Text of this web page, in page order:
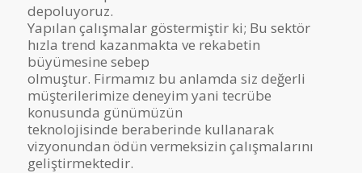
depoluyoruz.
Yapılan çalışmalar göstermiştir ki; Bu sektör
hızla trend kazanmakta ve rekabetin
büyümesine sebep
olmuştur. Firmamız bu anlamda siz değerli
müşterilerimize deneyim yani tecrübe
konusunda günümüzün
teknolojisinde beraberinde kullanarak
vizyonundan ödün vermeksizin çalışmalarını
geliştirmektedir.